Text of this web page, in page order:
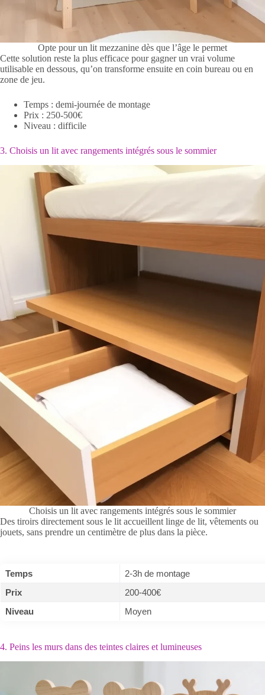
Opte pour un lit mezzanine dès que l’âge le permet
Cette solution reste la plus efficace pour gagner un vrai volume
utilisable en dessous, qu’on transforme ensuite en coin bureau ou en
zone de jeu.
Temps : demi-journée de montage
Prix : 250-500€
Niveau : difficile
3. Choisis un lit avec rangements intégrés sous le sommier
Choisis un lit avec rangements intégrés sous le sommier
Des tiroirs directement sous le lit accueillent linge de lit, vêtements ou
jouets, sans prendre un centimètre de plus dans la pièce.
Temps
2-3h de montage
Prix
200-400€
Niveau
Moyen
4. Peins les murs dans des teintes claires et lumineuses